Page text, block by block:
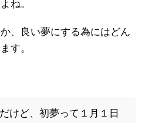
ね。
、良い夢にする為にはどん
す。
けど、初夢って１月１日